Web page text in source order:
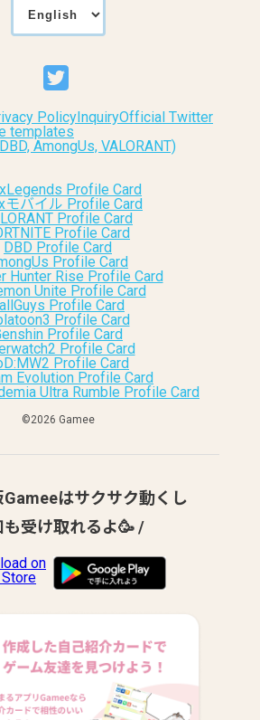
PolicyInquiryOfficial Twitter
templates
AmongUs, VALORANT)
Profile Card
モバイル Profile Card
Profile Card
Profile Card
DBD Profile Card
Profile Card
Hunter Rise Profile Card
Unite Profile Card
Profile Card
Profile Card
Profile Card
Profile Card
Profile Card
Evolution Profile Card
Ultra Rumble Profile Card
©︎2026 Gamee
はサクサク動くし
も受け取れるよ🥳 /